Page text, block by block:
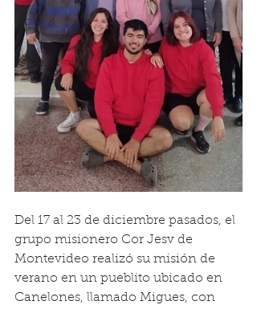
Del 17 al 23 de diciembre pasados, el
grupo misionero Cor Jesv de
Montevideo realizó su misión de
verano en un pueblito ubicado en
Canelones, llamado Migues, con